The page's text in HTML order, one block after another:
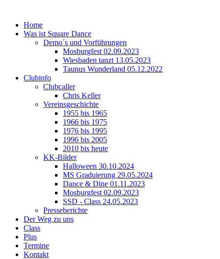
Home
Was ist Square Dance
Demo´s und Vorführungen
Mosburgfest 02.09.2023
Wiesbaden tanzt 13.05.2023
Taunus Wunderland 05.12.2022
Clubinfo
Clubcaller
Chris Keller
Vereinsgeschichte
1955 bis 1965
1966 bis 1975
1976 bis 1995
1996 bis 2005
2010 bis heute
KK-Bilder
Halloween 30.10.2024
MS Graduierung 29.05.2024
Dance & Dine 01.11.2023
Mosburgfest 02.09.2023
SSD - Class 24.05.2023
Presseberichte
Der Weg zu uns
Class
Plus
Termine
Kontakt